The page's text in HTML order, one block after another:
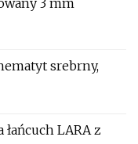
3 mm
srebrny,
LARA z